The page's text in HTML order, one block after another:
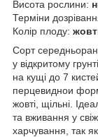
Висота рослини:
Терміни
Колір плоду:
Сорт
у відкритому
на кущі до 7
перцевиднои
жовті, щільні.
та вживання у
харчування, так